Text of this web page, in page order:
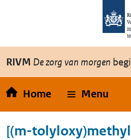
Overslaan en naar de inhoud gaan
RIVM De zorg van morgen
Home Menu
[(m-